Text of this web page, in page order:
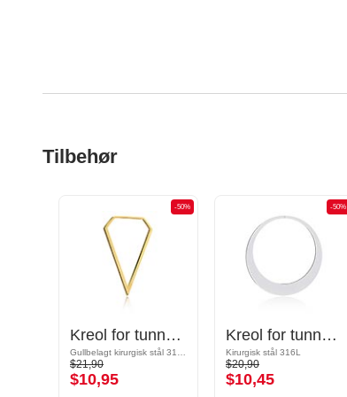
Tilbehør
-50%
Kreol for tunneler (kirurgisk stål, gull, skinnende finish)
$21,90
$10,95
-50%
Kreol for tunneler og rør
Kirurgisk stål 316L
$20,90
$10,45